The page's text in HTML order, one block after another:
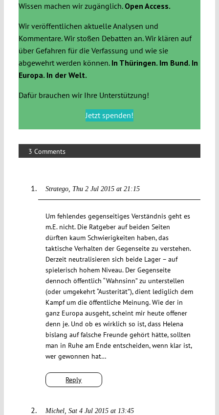
Wissen machen wir zugänglich. Open Access.
Wir veröffentlichen aktuelle Analysen und
Kommentare. Wir stoßen Debatten an. Wir klären auf
über Gefahren für die Verfassung und wie sie
abgewehrt werden können. In Thüringen. Im Bund. In
Europa. In der Welt.
Dafür brauchen wir Ihre Unterstützung!
Jetzt spenden!
3 Comments
Stratego Thu 2 Jul 2015 at 21:15
Reply
Um fehlendes gegenseitiges Verständnis geht es
m.E. nicht. Die Ratgeber auf beiden Seiten
dürften kaum Schwierigkeiten haben, das
taktische Verhalten der Gegenseite zu verstehen.
Derzeit neutralisieren sich beide Lager – auf
spielerisch hohem Niveau. Der Gegenseite
dennoch öffentlich “Wahnsinn” zu unterstellen
(oder umgekehrt “Austerität”), dient lediglich dem
Kampf um die öffentliche Meinung. Wie der in
ganz Europa ausgeht, scheint mir heute offener
denn je. Und ob es wirklich so ist, dass Helena
bislang auf falsche Freunde gehört hätte, sollten
man in Ruhe am Ende entscheiden, wenn klar ist,
wer gewonnen hat…
Michel Sat 4 Jul 2015 at 13:45